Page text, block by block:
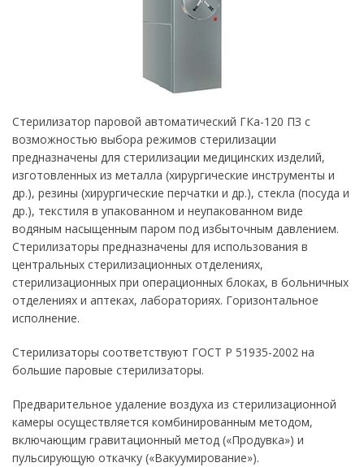
Стерилизатор паровой автоматический ГКа-120 ПЗ с
возможностью выбора режимов стерилизации
предназначены для стерилизации медицинских изделий,
изготовленных из металла (хирургические инструменты и
др.), резины (хирургические перчатки и др.), стекла (посуда и
др.), текстиля в упакованном и неупакованном виде
водяным насыщенным паром под избыточным давлением.
Стерилизаторы предназначены для использования в
центральных стерилизационных отделениях,
стерилизационных при операционных блоках, в больничных
отделениях и аптеках, лабораториях. Горизонтальное
исполнение.
Стерилизаторы соответствуют ГОСТ Р 51935-2002 на
большие паровые стерилизаторы.
Предварительное удаление воздуха из стерилизационной
камеры осуществляется комбинированным методом,
включающим гравитационный метод («Продувка») и
пульсирующую откачку («Вакуумирование»).